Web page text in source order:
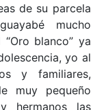
de su parcela
mucho
blanco” ya
yo al
y familiares,
muy pequeño
hermanos las